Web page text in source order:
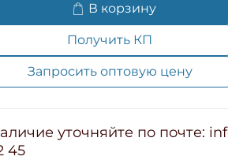
В корзину
Получить КП
Запросить оптовую цену
уточняйте по почте:
45